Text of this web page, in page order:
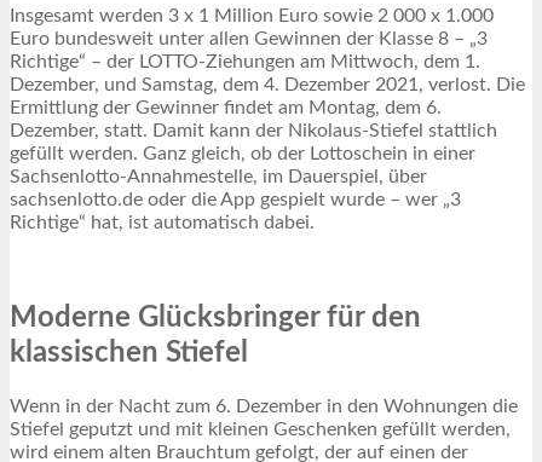
Insgesamt werden 3 x 1 Million Euro sowie 2 000 x 1.000
Euro bundesweit unter allen Gewinnen der Klasse 8 – „3
Richtige“ – der LOTTO-Ziehungen am Mittwoch, dem 1.
Dezember, und Samstag, dem 4. Dezember 2021, verlost. Die
Ermittlung der Gewinner findet am Montag, dem 6.
Dezember, statt. Damit kann der Nikolaus-Stiefel stattlich
gefüllt werden. Ganz gleich, ob der Lottoschein in einer
Sachsenlotto-Annahmestelle, im Dauerspiel, über
sachsenlotto.de oder die App gespielt wurde – wer „3
Richtige“ hat, ist automatisch dabei.
Moderne Glücksbringer für den
klassischen Stiefel
Wenn in der Nacht zum 6. Dezember in den Wohnungen die
Stiefel geputzt und mit kleinen Geschenken gefüllt werden,
wird einem alten Brauchtum gefolgt, der auf einen der